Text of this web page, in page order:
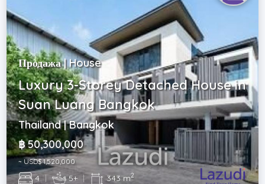
Продажа | House
Luxury 3-Storey Detached House in
Suan Luang Bangkok
Thailand | Bangkok
฿ 50,300,000
~ USD$ 1,520,000
4 | 5+ | 343 m2